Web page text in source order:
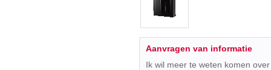
Aanvragen van informatie
Ik wil meer te weten komen